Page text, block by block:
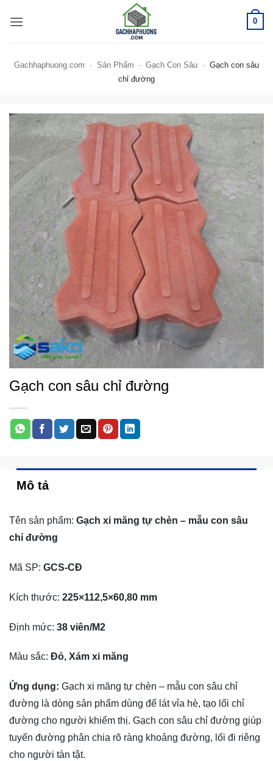
qua
0
Gachhaphuong.com - Sản Phẩm - Gạch Con Sâu - Gạch con sâu
chỉ đường
Gạch con sâu chỉ đường
Mô tả
Tên sản phẩm: Gạch xi măng tự chèn – mẫu con sâu
chỉ đường
Mã SP: GCS-CĐ
Kích thước: 225×112,5×60,80 mm
Định mức: 38 viên/M2
Màu sắc: Đỏ, Xám xi măng
Ứng dụng: Gạch xi măng tự chèn – mẫu con sâu chỉ
đường là dòng sản phẩm dùng để lát vỉa hè, tạo lối chỉ
đường cho người khiếm thị. Gạch con sâu chỉ đường giúp
tuyến đường phân chia rõ ràng khoảng đường, lối đi riêng
cho người tàn tật.